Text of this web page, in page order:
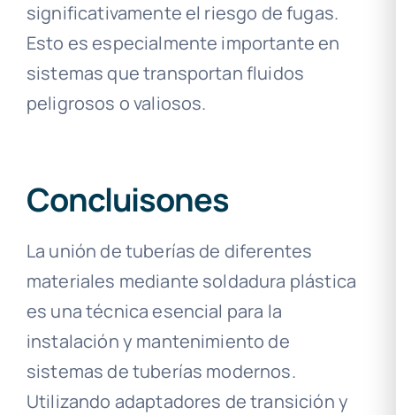
significativamente el riesgo de fugas.
Esto es especialmente importante en
sistemas que transportan fluidos
peligrosos o valiosos.
Concluisones
La unión de tuberías de diferentes
materiales mediante soldadura plástica
es una técnica esencial para la
instalación y mantenimiento de
sistemas de tuberías modernos.
Utilizando adaptadores de transición y